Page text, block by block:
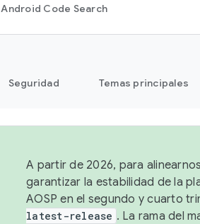
Android Code Search
Seguridad Temas principales
A partir de 2026, para
garantizar la estabilidad de la
AOSP en el segundo y cuarto
latest-release . La rama del